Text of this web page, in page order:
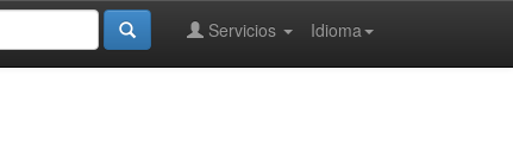
Idioma
Servicios